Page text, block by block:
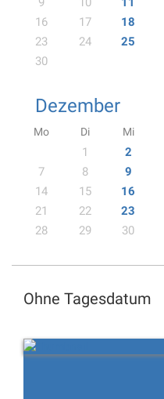
16
17 18
23
24 25
30
Dezember
Mo Di Mi
1 2
7
8 9
14
15 16
21
22 23
28
29 30
Ohne Tagesdatum